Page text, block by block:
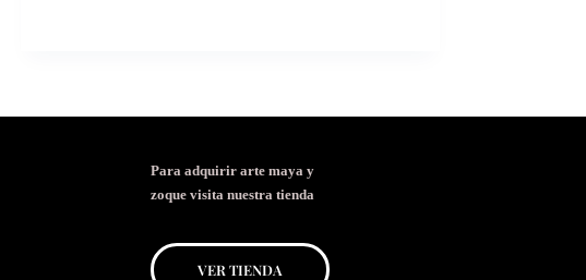
Para adquirir arte maya y
zoque visita nuestra tienda
VER TIENDA